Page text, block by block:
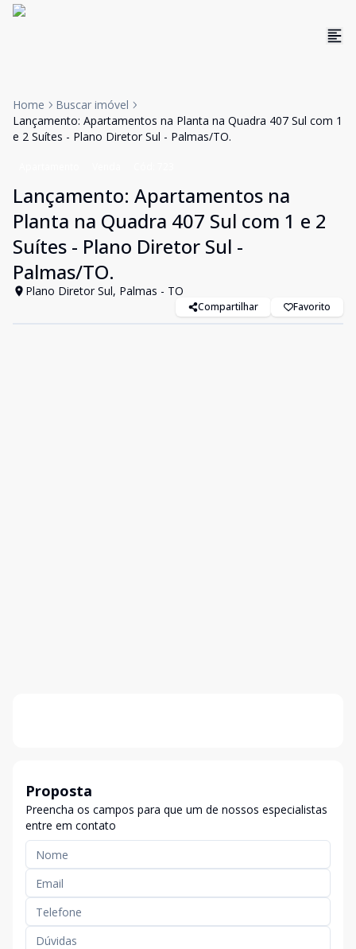
Home
Buscar imóvel
Lançamento: Apartamentos na Planta na Quadra 407 Sul com 1
e 2 Suítes - Plano Diretor Sul - Palmas/TO.
Lançamento: Apartamentos na
Planta na Quadra 407 Sul com 1 e 2
Suítes - Plano Diretor Sul -
Palmas/TO.
Plano Diretor Sul, Palmas - TO
Compartilhar Favorito
Proposta
Preencha os campos para que um de nossos especialistas
entre em contato